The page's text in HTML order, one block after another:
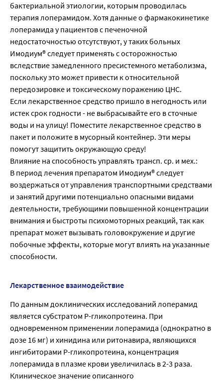
бактериальной этиологии, которым проводилась
терапия лоперамидом. Хотя данные о фармакокинетике
лоперамида у пациентов с печеночной
недостаточностью отсутствуют, у таких больных
Имодиум® следует применять с осторожностью
вследствие замедленного пресистемного метаболизма,
поскольку это может привести к относительной
передозировке и токсическому поражению ЦНС.
Если лекарственное средство пришло в негодность или
истек срок годности - не выбрасывайте его в сточные
воды и на улицу! Поместите лекарственное средство в
пакет и положите в мусорный контейнер. Эти меры
помогут защитить окружающую среду!
Влияние на способность управлять трансп. ср. и мех.:
В период лечения препаратом Имодиум® следует
воздержаться от управления транспортными средствами
и занятий другими потенциально опасными видами
деятельности, требующими повышенной концентрации
внимания и быстроты психомоторных реакций, так как
препарат может вызывать головокружение и другие
побочные эффекты, которые могут влиять на указанные
способности.
Лекарственное взаимодействие
По данным доклинических исследований лоперамид
является субстратом Р-гликопротеина. При
одновременном применении лоперамида (однократно в
дозе 16 мг) и хинидина или ритонавира, являющихся
ингибиторами Р-гликопротеина, концентрация
лоперамида в плазме крови увеличилась в 2-3 раза.
Клиническое значение описанного